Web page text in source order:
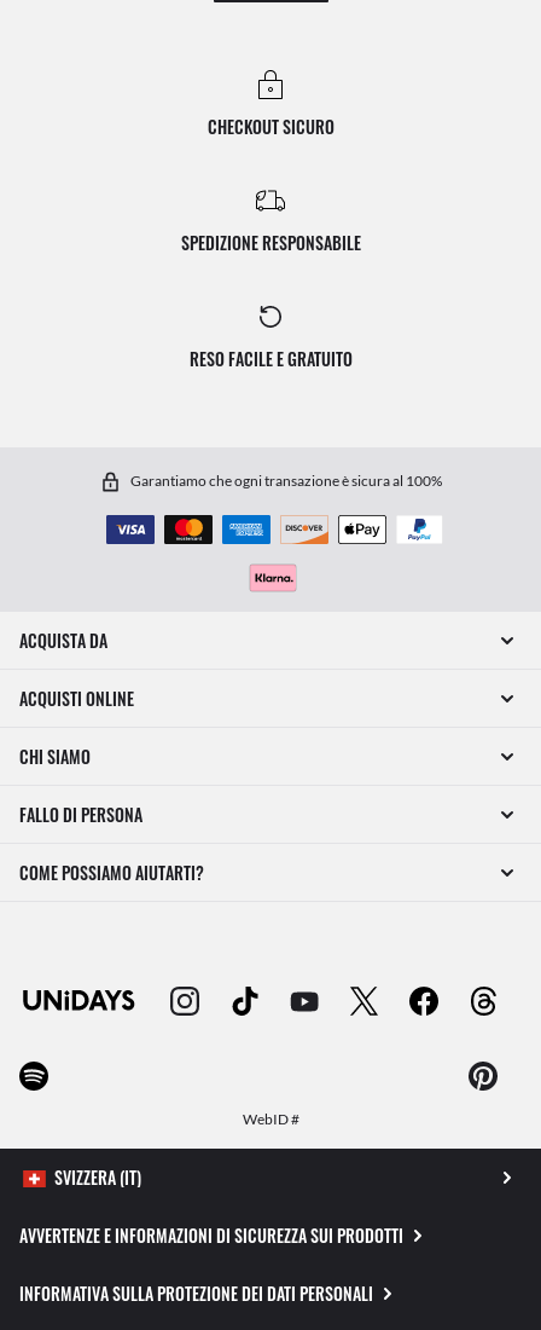
CHECKOUT SICURO
SPEDIZIONE RESPONSABILE
RESO FACILE E GRATUITO
Garantiamo che ogni transazione è sicura al 100%
ACQUISTA DA
ACQUISTI ONLINE
CHI SIAMO
FALLO DI PERSONA
COME POSSIAMO AIUTARTI?
WebID #
AVVERTENZE E INFORMAZIONI DI SICUREZZA SUI PRODOTTI
INFORMATIVA SULLA PROTEZIONE DEI DATI PERSONALI